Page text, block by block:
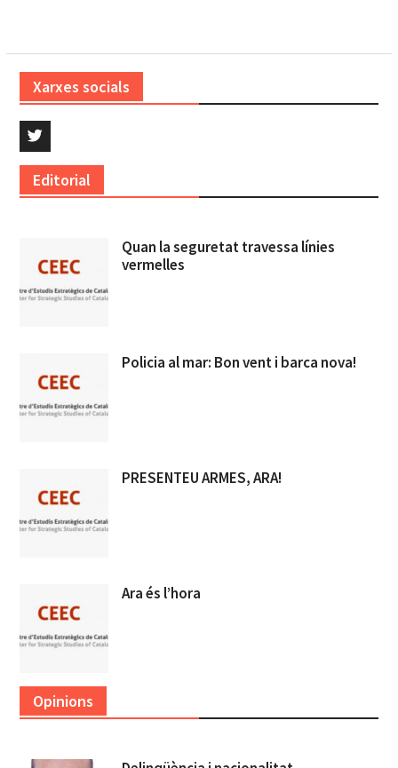
Xarxes socials
Editorial
Quan la seguretat travessa línies
vermelles
Policia al mar: Bon vent i barca nova!
PRESENTEU ARMES, ARA!
Ara és l’hora
Opinions